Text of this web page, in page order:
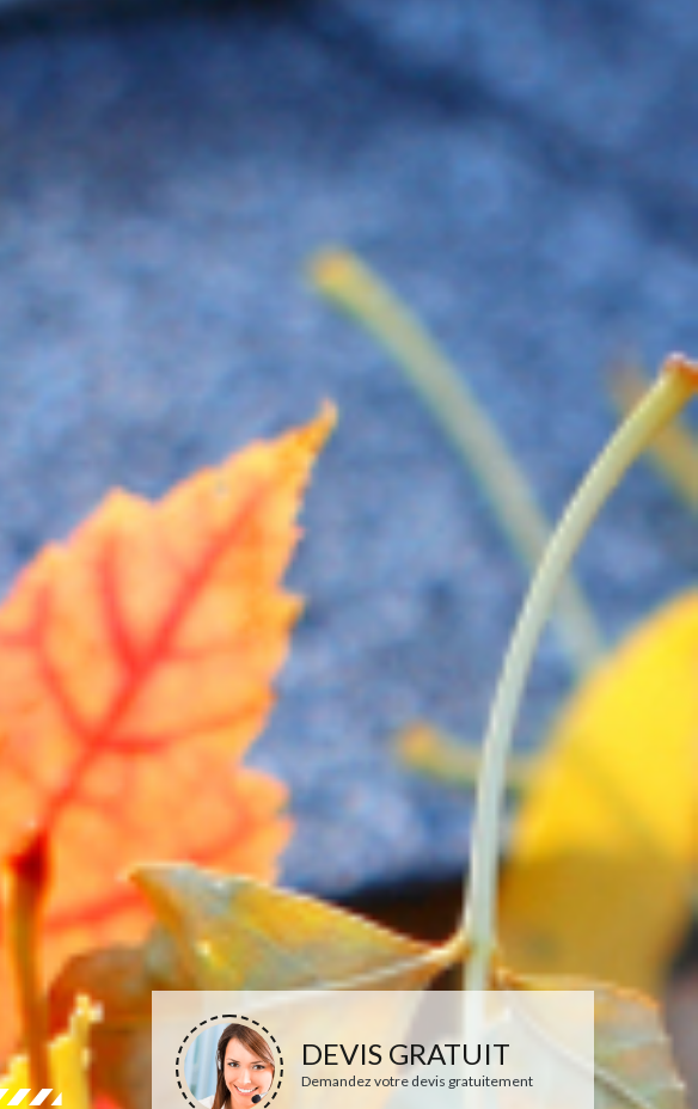
DEVIS GRATUIT
Demandez votre devis gratuitement